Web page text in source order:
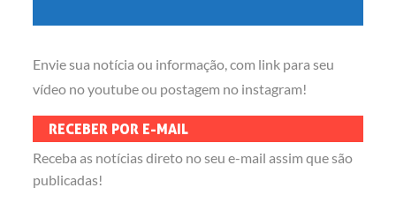
Envie sua notícia ou informação, com link para seu
vídeo no youtube ou postagem no instagram!
RECEBER POR E-MAIL
Receba as notícias direto no seu e-mail assim que são
publicadas!